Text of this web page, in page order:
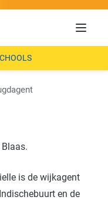
Menu
is de wijkagent
en de